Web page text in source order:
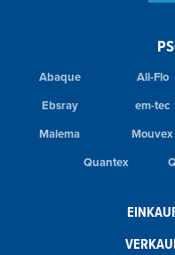
Abaque All-Flo
Ebsray
em-tec
Malema
Mouvex
Quantex